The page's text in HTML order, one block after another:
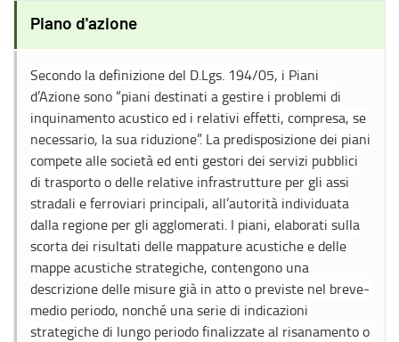
Piano d'azione
Secondo la definizione del D.Lgs. 194/05, i Piani
d’Azione sono “piani destinati a gestire i problemi di
inquinamento acustico ed i relativi effetti, compresa, se
necessario, la sua riduzione”. La predisposizione dei piani
compete alle società ed enti gestori dei servizi pubblici
di trasporto o delle relative infrastrutture per gli assi
stradali e ferroviari principali, all’autorità individuata
dalla regione per gli agglomerati. I piani, elaborati sulla
scorta dei risultati delle mappature acustiche e delle
mappe acustiche strategiche, contengono una
descrizione delle misure già in atto o previste nel breve-
medio periodo, nonché una serie di indicazioni
strategiche di lungo periodo finalizzate al risanamento o